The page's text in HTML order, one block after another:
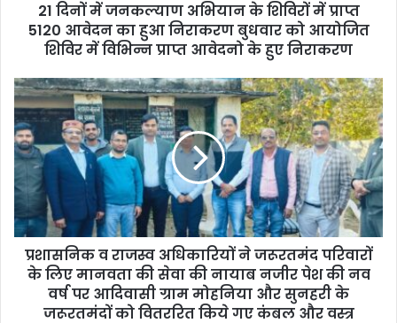
s
21 दिनों में जनकल्याण अभियान के शिविरों में प्राप्त
5120 आवेदन का हुआ निराकरण बुधवार को आयोजित
शिविर में विभिन्न प्राप्त आवेदनो के हुए निराकरण
प्रशासनिक व राजस्व अधिकारियों ने जरूरतमंद परिवारों
के लिए मानवता की सेवा की नायाब नजीर पेश की नव
वर्ष पर आदिवासी ग्राम मोहनिया और सुनहरी के
जरूरतमंदों को वितररित किये गए कंबल और वस्त्र